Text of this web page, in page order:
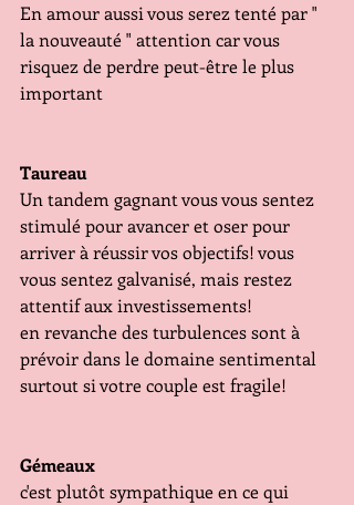
En amour aussi vous serez tenté par "
la nouveauté " attention car vous
risquez de perdre peut-être le plus
important
Taureau
Un tandem gagnant vous vous sentez
stimulé pour avancer et oser pour
arriver à réussir vos objectifs! vous
vous sentez galvanisé, mais restez
attentif aux investissements!
en revanche des turbulences sont à
prévoir dans le domaine sentimental
surtout si votre couple est fragile!
Gémeaux
c'est plutôt sympathique en ce qui